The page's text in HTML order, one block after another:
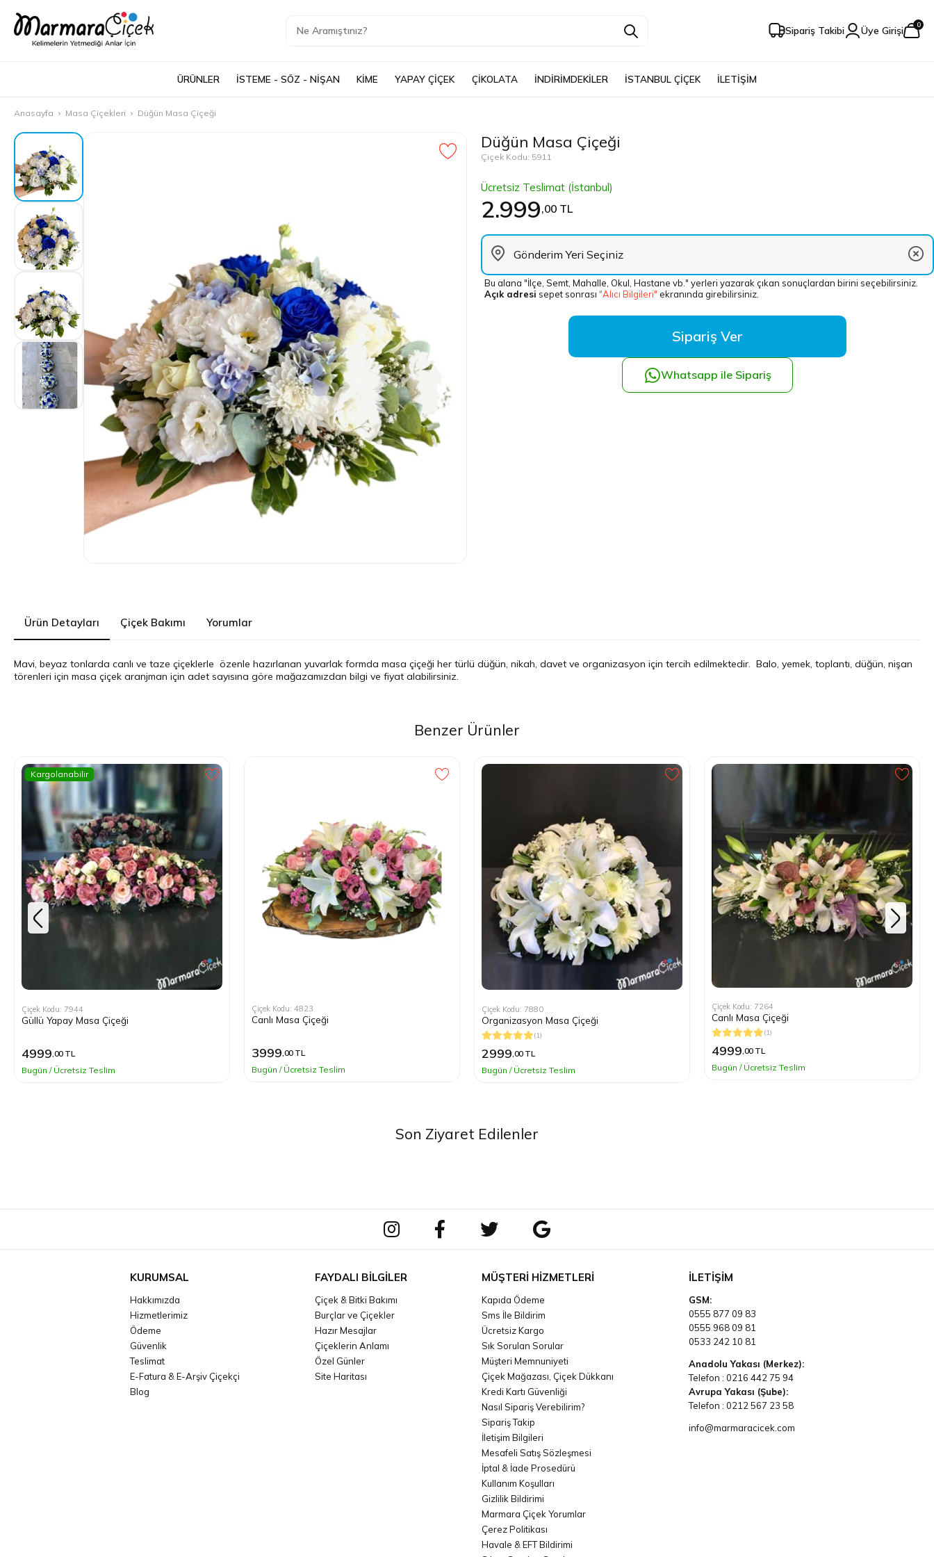
Sipariş Takibi Üye Girişi 0
ÜRÜNLER İSTEME - SÖZ - NİŞAN KİME YAPAY ÇİÇEK ÇİKOLATA İNDİRİMDEKİLER İSTANBUL ÇİÇEK İLETİŞİM
Anasayfa Masa Çiçekleri Düğün Masa Çiçeği
Düğün Masa Çiçeği
Çiçek Kodu: 5911
Ücretsiz Teslimat (İstanbul)
2.999,00 TL
Bu alana "İlçe, Semt, Mahalle, Okul, Hastane vb." yerleri yazarak çıkan sonuçlardan birini seçebilirsiniz.
Açık adresi sepet sonrası "Alıcı Bilgileri" ekranında girebilirsiniz.
Sipariş Ver
Whatsapp ile Sipariş
Ürün Detayları Çiçek Bakımı Yorumlar
Mavi, beyaz tonlarda canlı ve taze çiçeklerle özenle hazırlanan yuvarlak formda masa çiçeği her türlü düğün, nikah, davet ve organizasyon için tercih edilmektedir. Balo, yemek, toplantı, düğün, nişan
törenleri için masa çiçek aranjman için adet sayısına göre mağazamızdan bilgi ve fiyat alabilirsiniz.
Benzer Ürünler
Kargolanabilir
Çiçek Kodu: 7944
Güllü Yapay Masa Çiçeği
4999 ,00 TL
Bugün / Ücretsiz Teslim
Çiçek Kodu: 4823
Canlı Masa Çiçeği
3999,00 TL
Bugün / Ücretsiz Teslim
Çiçek Kodu: 7880
Organizasyon Masa Çiçeği
(1)
2999 ,00 TL
Bugün / Ücretsiz Teslim
Çiçek Kodu: 7264
Canlı Masa Çiçeği
(1)
4999,00 TL
Bugün / Ücretsiz Teslim
Son Ziyaret Edilenler
KURUMSAL
Hakkımızda
Hizmetlerimiz
Ödeme
Güvenlik
Teslimat
E-Fatura & E-Arşiv Çiçekçi
Blog
FAYDALI BILGILER
Çiçek & Bitki Bakımı
Burçlar ve Çiçekler
Hazır Mesajlar
Çiçeklerin Anlamı
Özel Günler
Site Haritası
MÜŞTERI HIZMETLERI
Kapıda Ödeme
Sms İle Bildirim
Ücretsiz Kargo
Sık Sorulan Sorular
Müşteri Memnuniyeti
Çiçek Mağazası, Çiçek Dükkanı
Kredi Kartı Güvenliği
Nasıl Sipariş Verebilirim?
Sipariş Takip
İletişim Bilgileri
Mesafeli Satış Sözleşmesi
İptal & İade Prosedürü
Kullanım Koşulları
Gizlilik Bildirimi
Marmara Çiçek Yorumlar
Çerez Politikası
Havale & EFT Bildirimi
İLETIŞIM
GSM:
0555 877 09 83
0555 968 09 81
0533 242 10 81
Anadolu Yakası (Merkez):
Telefon : 0216 442 75 94
Avrupa Yakası (Şube):
Telefon : 0212 567 23 58
info@marmaracicek.com